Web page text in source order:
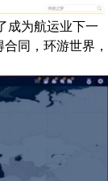
成为航运业下一
同，环游世界，